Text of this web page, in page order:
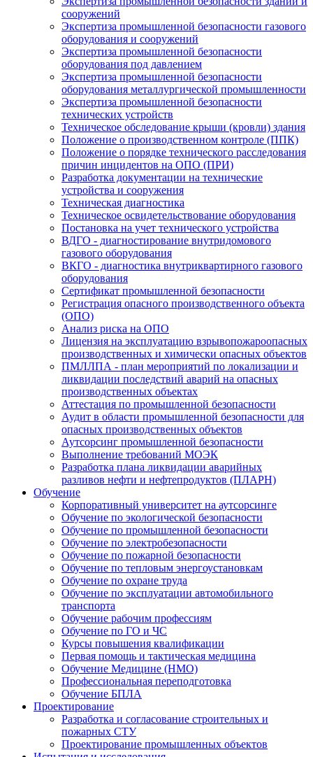
сооружений
Экспертиза промышленной безопасности газового
оборудования и сооружений
Экспертиза промышленной безопасности
оборудования под давлением
Экспертиза промышленной безопасности
оборудования металлургической промышленности
Экспертиза промышленной безопасности
технических устройств
Техническое обследование крыши (кровли) здания
Положение о производственном контроле (ППК)
Положение о порядке технического расследования
причин инцидентов на ОПО (ПРИ)
Разработка документации на технические
устройства и сооружения
Техническая диагностика
Техническое освидетельствование оборудования
Постановка на учет технического устройства
ВДГО - диагностирование внутридомового
газового оборудования
ВКГО - диагностика внутриквартирного газового
оборудования
Сертификат промышленной безопасности
Регистрация опасного производственного объекта
(ОПО)
Анализ риска на ОПО
Лицензия на эксплуатацию взрывопожароопасных
производственных и химически опасных объектов
ПМЛЛПА - план мероприятий по локализации и
ликвидации последствий аварий на опасных
производственных объектах
Аттестация по промышленной безопасности
Аудит в области промышленной безопасности для
опасных производственных объектов
Аутсорсинг промышленной безопасности
Выполнение требований МОЭК
Разработка плана ликвидации аварийных
разливов нефти и нефтепродуктов (ПЛАРН)
Обучение
Корпоративный университет на аутсорсинге
Обучение по экологической безопасности
Обучение по промышленной безопасности
Обучение по электробезопасности
Обучение по пожарной безопасности
Обучение по тепловым энергоустановкам
Обучение по охране труда
Обучение по эксплуатации автомобильного
транспорта
Обучение рабочим профессиям
Обучение по ГО и ЧС
Курсы повышения квалификации
Первая помощь и тактическая медицина
Обучение Медицине (НМО)
Профессиональная переподготовка
Обучение БПЛА
Проектирование
Разработка и согласование строительных и
пожарных СТУ
Проектирование промышленных объектов